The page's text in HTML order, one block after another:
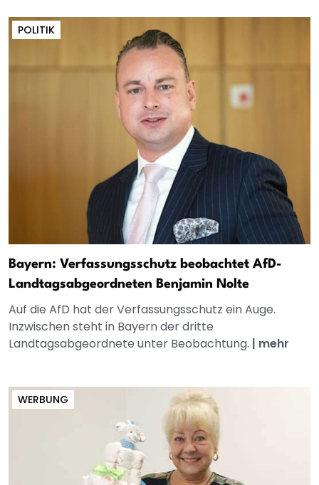
POLITIK
Bayern: Verfassungsschutz beobachtet AfD-
Landtagsabgeordneten Benjamin Nolte
Auf die AfD hat der Verfassungsschutz ein Auge.
Inzwischen steht in Bayern der dritte
Landtagsabgeordnete unter Beobachtung. | mehr
WERBUNG